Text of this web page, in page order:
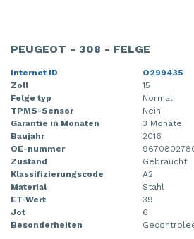
PEUGEOT - 308 - FELGE
Internet ID
O299435
Zoll
15
Felge typ
Normal
TPMS-Sensor
Nein
Garantie in Monaten
3 Monate
Baujahr
2016
OE-nummer
Zustand
Gebraucht
Klassifizierungscode
A2
Material
Stahl
ET-Wert
39
Jot
6
Besonderheiten